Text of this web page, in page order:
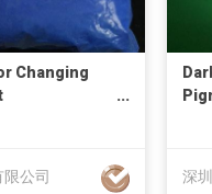
Changing
公司 深